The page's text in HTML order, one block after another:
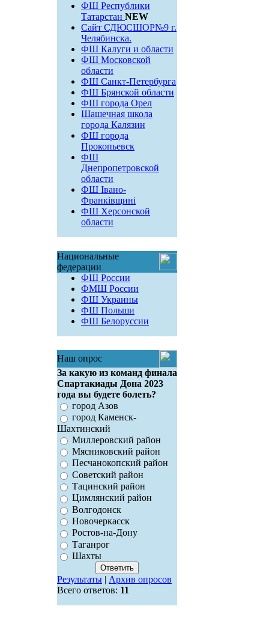
ФШ Республики
Татарстан NEW
Сайт СДЮСШОР№9 г.
Челябинска.
ФШ Калуги и области
ФШ Московской
области
ФШ Санкт-Петербурга
ФШ Брянской области
ФШ города Орел
Шашечная школа
города Калязин
ФШ города
Прокопьевск
ФШ
Днепропетровской
области
ФШ Івано-
Франківщині
ФШ Херсонской
области
Национальные
федерации
ФШ России
ФМШ России
ФШ Украины
ФШ Польши
ФШ Белоруссии
Наш опрос
За какую из команд финала
Спартакиады Дона 2023
года вы будете болеть?
город Азов
город Каменск-
Шахтинский
Миллеровский район
Мясниковский район
Песчанокопский район
Советский район
Тацинский район
Цимлянский район
Волгодонск
Новочеркасск
Ростов-на-Дону
Таганрог
Шахты
Результаты| Архив опросов
Всего ответов: 11